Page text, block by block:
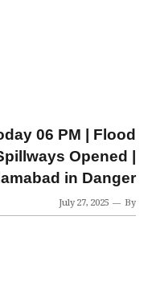
06 PM | Flood
Opened |
in Danger
July 27, 2025 By